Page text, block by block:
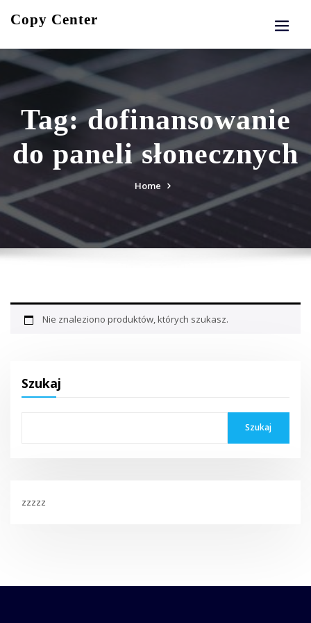
Copy Center
Tag:dofinansowanie
do paneli słonecznych
Home
Nie znaleziono produktów, których szukasz.
Szukaj
Szukaj
zzzzz